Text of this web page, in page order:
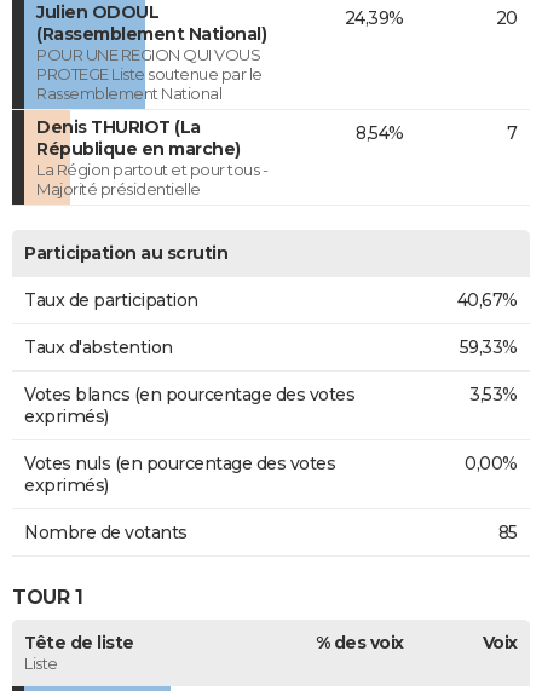
Julien ODOUL
(Rassemblement National)
POUR UNE REGION QUI VOUS
PROTEGE Liste soutenue par le
Rassemblement National
24,39% 20
Denis THURIOT (La
République en marche)
La Région partout et pour tous -
Majorité présidentielle
8,54% 7
Participation au scrutin
Taux de participation 40,67%
Taux d'abstention 59,33%
Votes blancs (en pourcentage des votes
exprimés)
3,53%
Votes nuls (en pourcentage des votes
exprimés)
0,00%
Nombre de votants 85
TOUR 1
Tête de liste
Liste
% des voix Voix